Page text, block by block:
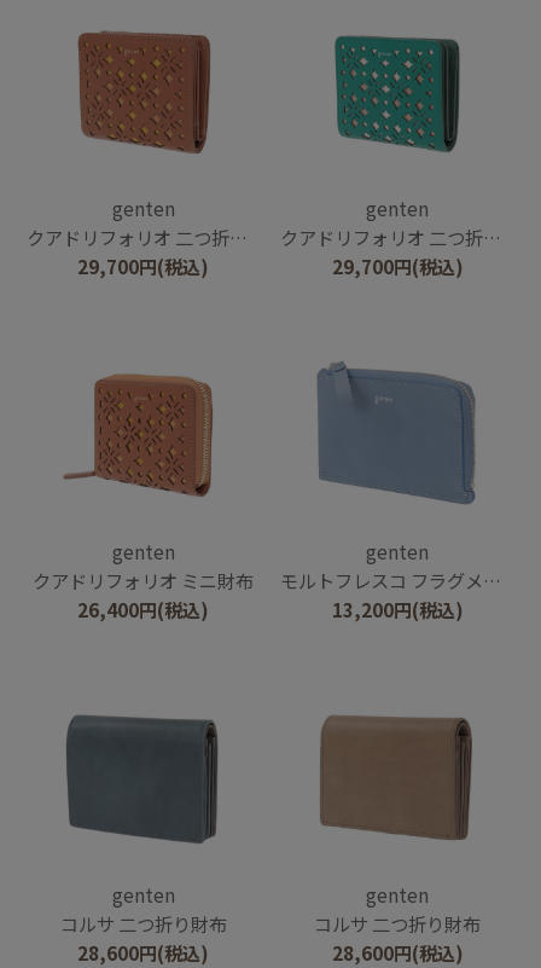
genten
クアドリフォリオ 二つ折り財布
29,700円(税込)
genten
クアドリフォリオ 二つ折り財布
29,700円(税込)
genten
クアドリフォリオ ミニ財布
26,400円(税込)
genten
モルトフレスコ フラグメントケース
13,200円(税込)
genten
コルサ 二つ折り財布
28,600円(税込)
genten
コルサ 二つ折り財布
28,600円(税込)